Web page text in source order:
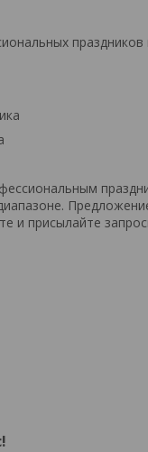
и присылайте